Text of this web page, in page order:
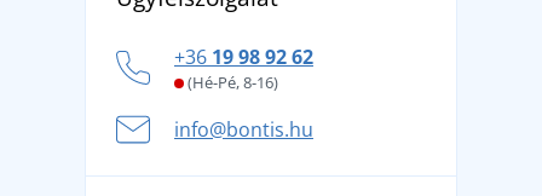
márkát, amelynek története 1976-ig nyúlik vissza
kényelmesen és biztonságosan
A nyári kaland a csomagolással kezdődik - készüljön
fel a gondtalan nyaralásra
+36 19 98 92 62
(Hé-Pé, 8-16)
info@bontis.hu